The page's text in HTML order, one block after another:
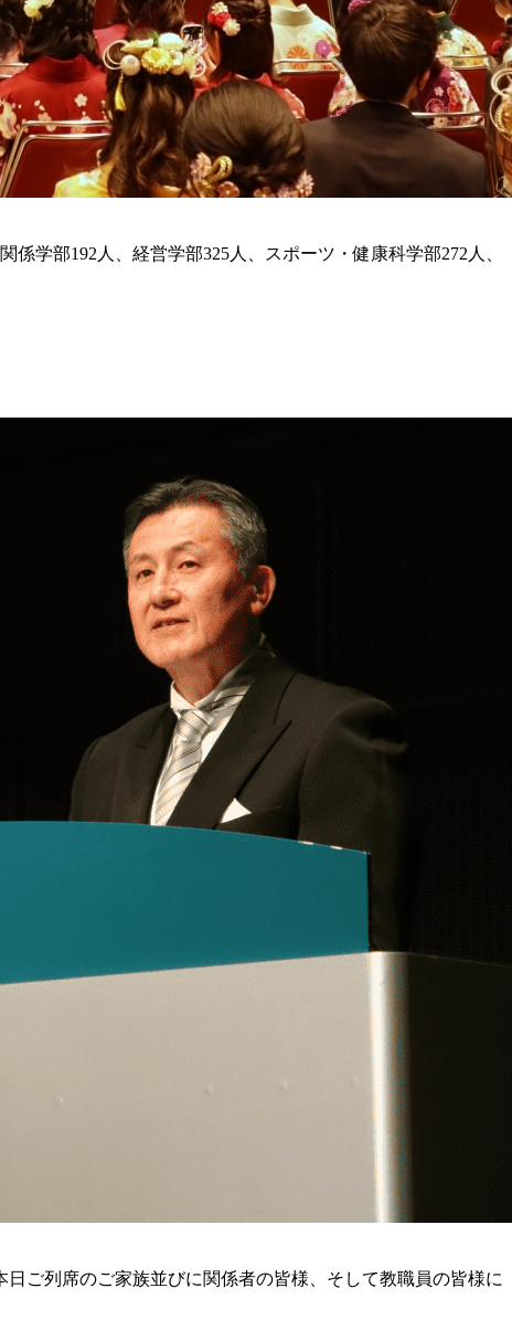
学部192人、経営学部325人、スポーツ・健康科学部272人、
ご列席のご家族並びに関係者の皆様、そして教職員の皆様に